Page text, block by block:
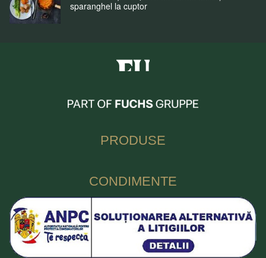
sparanghel la cuptor
PRODUSE
CONDIMENTE